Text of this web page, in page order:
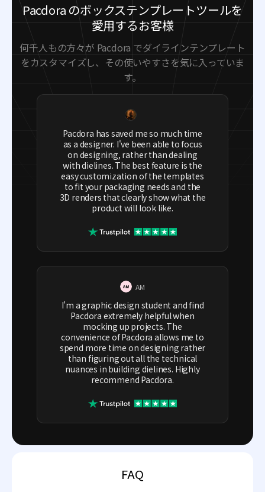
Pacdora のボックステンプレートツールを
愛用するお客様
何千人もの方々が Pacdora でダイラインテンプレート
をカスタマイズし、その使いやすさを気に入っていま
す。
Pacdora has saved me so much time
as a designer. I've been able to focus
on designing, rather than dealing
with dielines. The best feature is the
easy customization of the templates
to fit your packaging needs and the
3D renders that clearly show what the
product will look like.
AM
I'm a graphic design student and find
Pacdora extremely helpful when
mocking up projects. The
convenience of Pacdora allows me to
spend more time on designing rather
than figuring out all the technical
nuances in building dielines. Highly
recommend Pacdora.
FAQ